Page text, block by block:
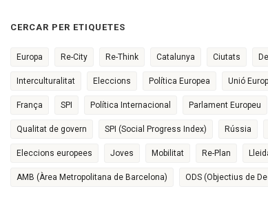
CERCAR PER ETIQUETES
Europa Re-City Re-Think Catalunya Ciutats
Interculturalitat Eleccions Política Europea Unió
França SPI Política Internacional Parlament Europeu
Qualitat de govern SPI (Social Progress Index) Rússia
Eleccions europees Joves Mobilitat Re-Plan
AMB (Àrea Metropolitana de Barcelona) ODS (Objectius de